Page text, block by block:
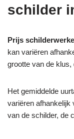
schilder
Prijs
kan variëren
grootte van de klus,
Het gemiddelde
variëren afhankelijk
van de schilder, de